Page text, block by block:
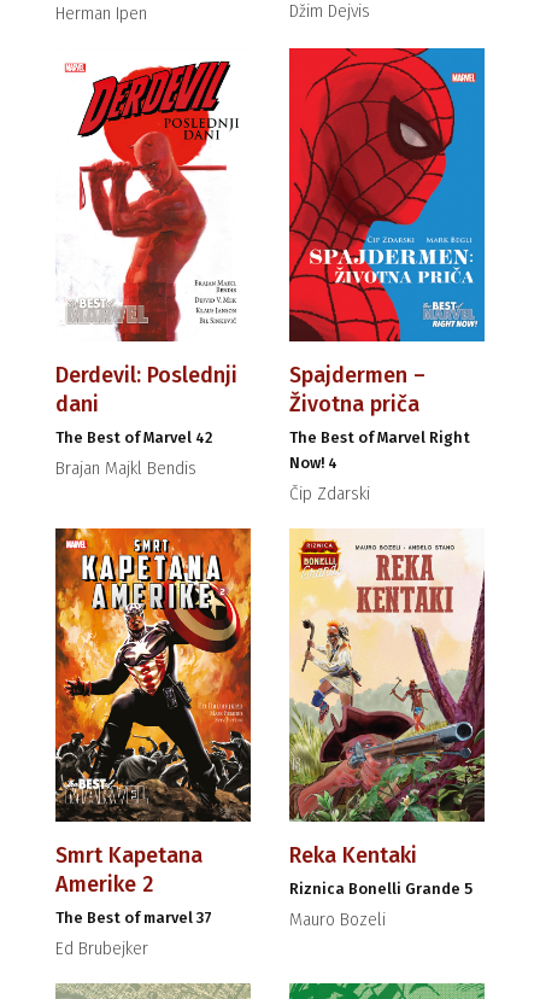
Herman Ipen Džim Dejvis
Derdevil: Poslednji
dani
The Best of Marvel 42
Brajan Majkl Bendis
Spajdermen –
Životna priča
The Best of Marvel Right
Now! 4
Čip Zdarski
Smrt Kapetana
Amerike 2
The Best of marvel 37
Ed Brubejker
Reka Kentaki
Riznica Bonelli Grande 5
Mauro Bozeli